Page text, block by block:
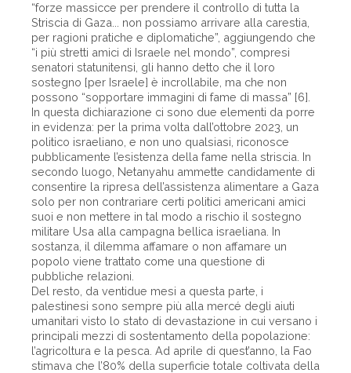
“forze massicce per prendere il controllo di tutta la
Striscia di Gaza... non possiamo arrivare alla carestia,
per ragioni pratiche e diplomatiche”, aggiungendo che
“i più stretti amici di Israele nel mondo”, compresi
senatori statunitensi, gli hanno detto che il loro
sostegno [per Israele] è incrollabile, ma che non
possono “sopportare immagini di fame di massa” [6].
In questa dichiarazione ci sono due elementi da porre
in evidenza: per la prima volta dall’ottobre 2023, un
politico israeliano, e non uno qualsiasi, riconosce
pubblicamente l’esistenza della fame nella striscia. In
secondo luogo, Netanyahu ammette candidamente di
consentire la ripresa dell’assistenza alimentare a Gaza
solo per non contrariare certi politici americani amici
suoi e non mettere in tal modo a rischio il sostegno
militare Usa alla campagna bellica israeliana. In
sostanza, il dilemma affamare o non affamare un
popolo viene trattato come una questione di
pubbliche relazioni.
Del resto, da ventidue mesi a questa parte, i
palestinesi sono sempre più alla mercé degli aiuti
umanitari visto lo stato di devastazione in cui versano i
principali mezzi di sostentamento della popolazione:
l’agricoltura e la pesca. Ad aprile di quest’anno, la Fao
stimava che l’80% della superficie totale coltivata della